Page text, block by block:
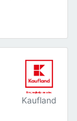
Kaufland